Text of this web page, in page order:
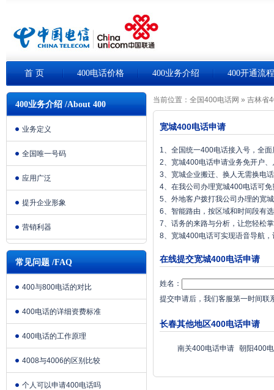
首 页 400电话价格 400业务介绍 400开通流程
400业务介绍 /About 400
业务定义
全国唯一号码
应用广泛
提升企业形象
营销利器
常见问题 /FAQ
400与800电话的对比
400电话的详细资费标准
400电话的工作原理
4008与4006的区别比较
个人可以申请400电话吗
当前位置： 全国400电话网 » 吉林省
宽城400电话申请
1、全国统一400电话接入号，全
2、宽城400电话申请业务免开户
3、宽城企业搬迁、换人无需换电
4、在我公司办理宽城400电话可
5、外地客户拨打我公司办理的宽
6、智能路由，按区域和时间段有
7、话务的来路与分析，让您轻松
8、宽城400电话可实现语音导航
在线提交宽城400电话申请
姓名：
提交申请后，我们客服第一时间联
长春其他地区400电话申请
南关400电话申请 朝阳400